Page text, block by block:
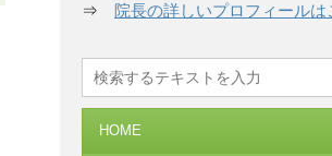
⇒ 院長の詳しいプロフィールは
HOME